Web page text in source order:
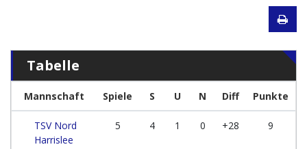
Tabelle
Mannschaft Spiele S U N Diff Punkte
TSV Nord
Harrislee
5 4 1 0 +28 9